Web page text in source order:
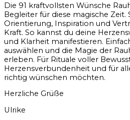
Die 91 kraftvollsten Wünsche
Begleiter für diese magische Zeit.
Orientierung, Inspiration und
Kraft. So kannst du deine
und Klarheit manifestieren.
auswählen und die Magie der
erleben. Für Rituale voller
Herzensverbundenheit und für
richtig wünschen möchten.
Herzliche Grüße
Ulrike